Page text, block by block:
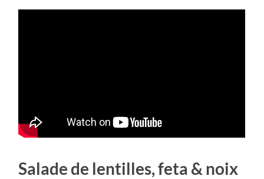
Salade de lentilles, feta & noix